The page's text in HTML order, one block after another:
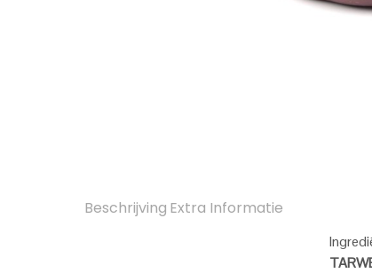
Beschrijving Extra Informatie